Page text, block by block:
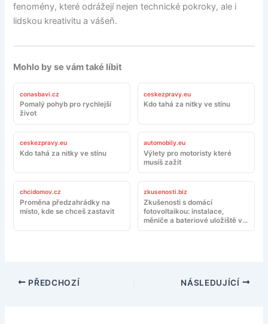
fenomény, které odrážejí nejen technické pokroky, ale i
lidskou kreativitu a vášeň.
Mohlo by se vám také líbit
conasbavi.cz
Pomalý pohyb pro rychlejší
život
ceskezpravy.eu
Kdo tahá za nitky ve stínu
ceskezpravy.eu
Kdo tahá za nitky ve stínu
automobily.eu
Výlety pro motoristy které
musíš zažít
chcidomov.cz
Proměna předzahrádky na
místo, kde se chceš zastavit
zkusenosti.biz
Zkušenosti s domácí
fotovoltaikou: instalace,
měniče a bateriové uložiště v
reálném provozu
PŘEDCHOZÍ NÁSLEDUJÍCÍ